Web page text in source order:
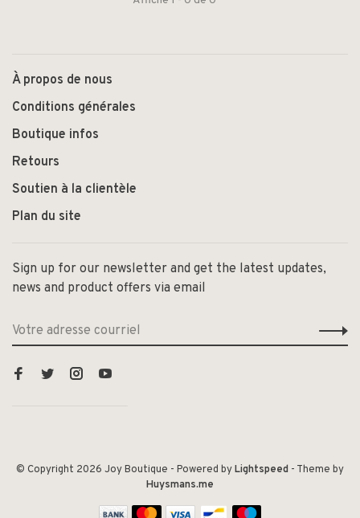
À propos de nous
Conditions générales
Boutique infos
Retours
Soutien à la clientèle
Plan du site
Sign up for our newsletter and get the latest updates,
news and product offers via email
© Copyright 2026 Joy Boutique - Powered byLightspeed - Theme by
Huysmans.me